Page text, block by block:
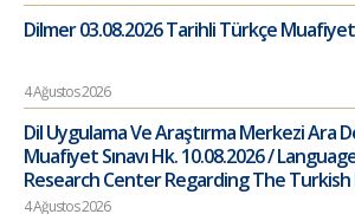
Dilmer 03.08.2026 Tarihli Türkçe Muafiyet
4 Ağustos 2026
Dil Uygulama Ve Araştırma Merkezi Ara
Muafiyet Sınavı Hk. 10.08.2026 /
Research Center Regarding The Turkish
4 Ağustos 2026